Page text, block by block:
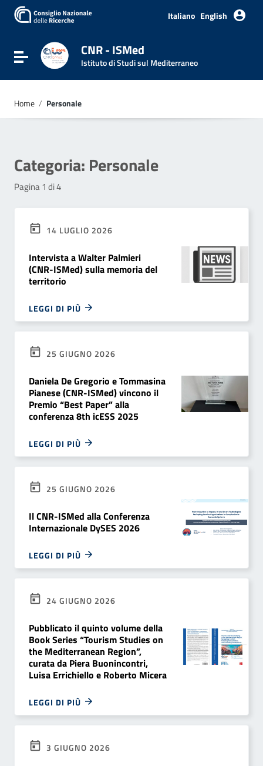
Italiano English
Attiva / disattiva la navigazione
CNR - ISMed
Istituto di Studi sul Mediterraneo
Home / Personale
Categoria: Personale
Pagina 1 di 4
14 LUGLIO 2026
Intervista a Walter Palmieri
(CNR-ISMed) sulla memoria del
territorio
LEGGI DI PIÙ
25 GIUGNO 2026
Daniela De Gregorio e Tommasina
Pianese (CNR-ISMed) vincono il
Premio “Best Paper” alla
conferenza 8th icESS 2025
LEGGI DI PIÙ
25 GIUGNO 2026
Il CNR-ISMed alla Conferenza
Internazionale DySES 2026
LEGGI DI PIÙ
24 GIUGNO 2026
Pubblicato il quinto volume della
Book Series “Tourism Studies on
the Mediterranean Region”,
curata da Piera Buonincontri,
Luisa Errichiello e Roberto Micera
LEGGI DI PIÙ
3 GIUGNO 2026